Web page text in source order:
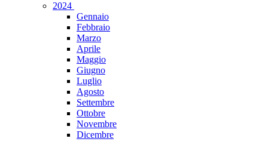
2024
Gennaio
Febbraio
Marzo
Aprile
Maggio
Giugno
Luglio
Agosto
Settembre
Ottobre
Novembre
Dicembre